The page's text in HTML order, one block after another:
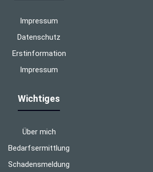
Impressum
Datenschutz
Erstinformation
Impressum
Wichtiges
Über mich
Bedarfsermittlung
Schadensmeldung